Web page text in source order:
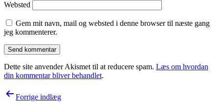
Websted
Gem mit navn, mail og websted i denne browser til næste gang
jeg kommenterer.
Dette site anvender Akismet til at reducere spam. Læs om hvordan
din kommentar bliver behandlet.
Indlægsnavigation
Forrige indlæg